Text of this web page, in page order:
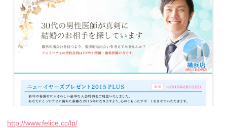
http://www.felice.cc/lp/